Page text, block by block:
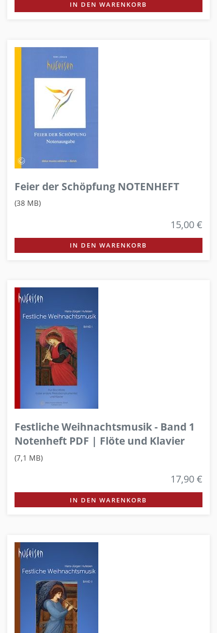
IN DEN WARENKORB
Feier der Schöpfung NOTENHEFT
(38 MB)
15,00 €
IN DEN WARENKORB
Festliche Weihnachtsmusik - Band 1
Notenheft PDF | Flöte und Klavier
(7,1 MB)
17,90 €
IN DEN WARENKORB